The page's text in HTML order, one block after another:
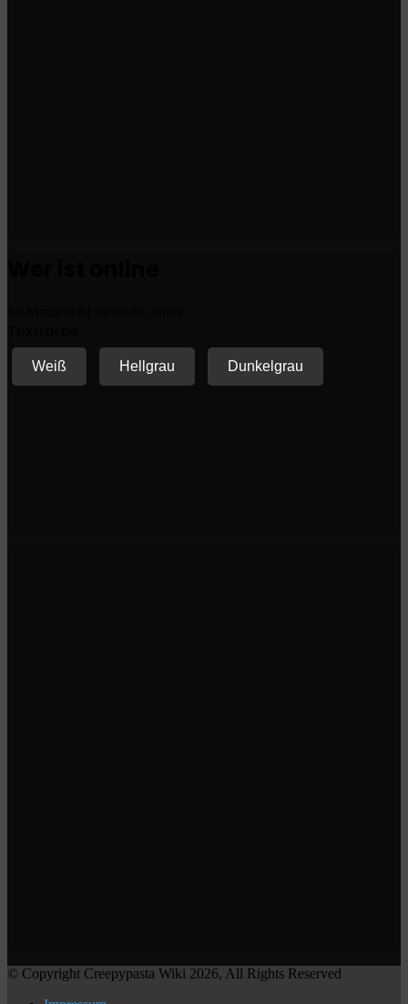
Weiß Hellgrau Dunkelgrau
© Copyright Creepypasta Wiki 2026, All Rights Reserved